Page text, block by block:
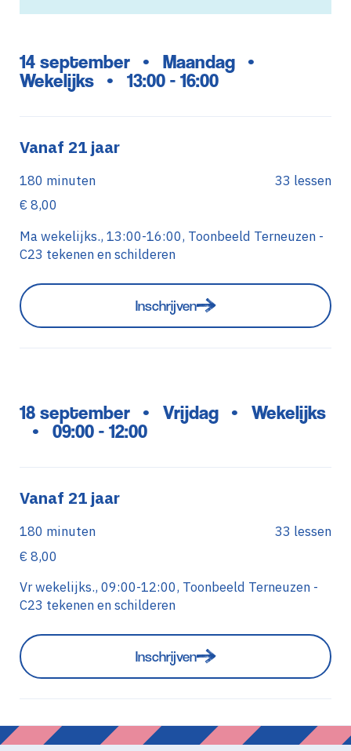
14 september • Maandag •
Wekelijks • 13:00 - 16:00
Vanaf 21 jaar
180 minuten
33 lessen
€ 8,00
Ma wekelijks., 13:00-16:00, Toonbeeld Terneuzen -
C23 tekenen en schilderen
Inschrijven
18 september • Vrijdag • Wekelijks
• 09:00 - 12:00
Vanaf 21 jaar
180 minuten
33 lessen
€ 8,00
Vr wekelijks., 09:00-12:00, Toonbeeld Terneuzen -
C23 tekenen en schilderen
Inschrijven